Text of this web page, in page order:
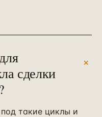
сделки
+
такие циклы и